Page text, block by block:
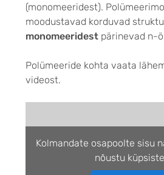
(monomeeridest).
moodustavad korduvad
monomeeridest pärinevad n-
Polümeeride kohta vaata
videost.
Kolmandate osapoolte sisu
nõustu